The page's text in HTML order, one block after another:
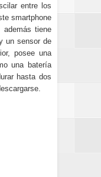
entre los
smartphone
tiene
un sensor de
posee una
una batería
hasta dos